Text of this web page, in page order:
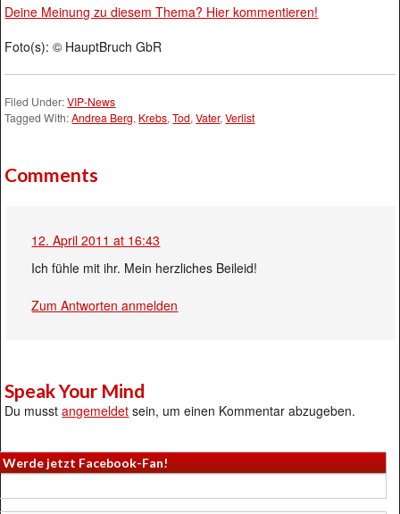
Deine Meinung zu diesem Thema? Hier kommentieren!
Foto(s): © HauptBruch GbR
Filed Under:VIP-News
Tagged With:Andrea Berg, Krebs,Tod,Vater,Verlist
Comments
12. April 2011 at 16:43
Ich fühle mit ihr. Mein herzliches Beileid!
Zum Antworten anmelden
Speak Your Mind
Du musstangemeldet sein, um einen Kommentar abzugeben.
Werde jetzt Facebook-Fan!